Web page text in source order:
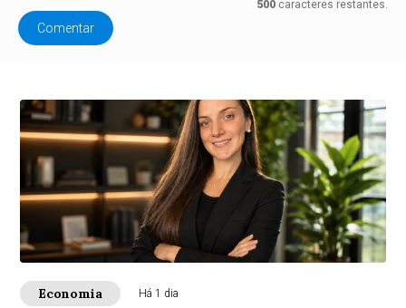
500caracteres restantes.
Comentar
Economia Há 1 dia